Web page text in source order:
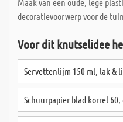
decoratievoorwerp voor de
Voor dit knutselidee
Servettenlijm 150 ml, lak &
Schuurpapier blad korrel